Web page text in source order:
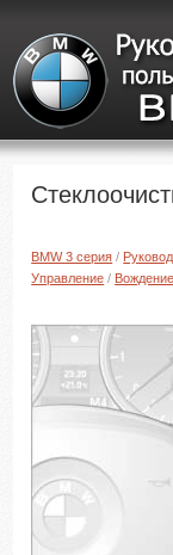
BMW 3 серия /
Управление / Вождение